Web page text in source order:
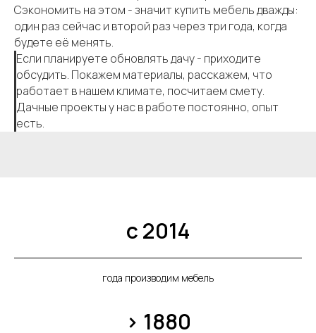
Сэкономить на этом - значит купить мебель дважды:
один раз сейчас и второй раз через три года, когда
будете её менять.
Если планируете обновлять дачу - приходите
обсудить. Покажем материалы, расскажем, что
работает в нашем климате, посчитаем смету.
Дачные проекты у нас в работе постоянно, опыт
есть.
с 2014
года производим мебель
> 1880